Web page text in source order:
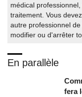
médical
traitement. Vous
autre professionnel
modifier ou d'arrêter
En parallèle
fera